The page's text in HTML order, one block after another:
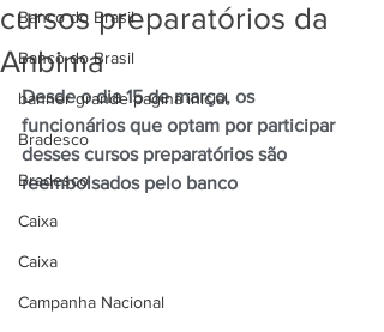
Banco do Brasil
Banco do Brasil
banner grande pagina inicial
Bradesco
Bradesco
Caixa
Caixa
Campanha Nacional
cursos preparatórios da
Anbima
Desde o dia 15 de março, os
funcionários que optam por participar
desses cursos preparatórios são
reembolsados pelo banco